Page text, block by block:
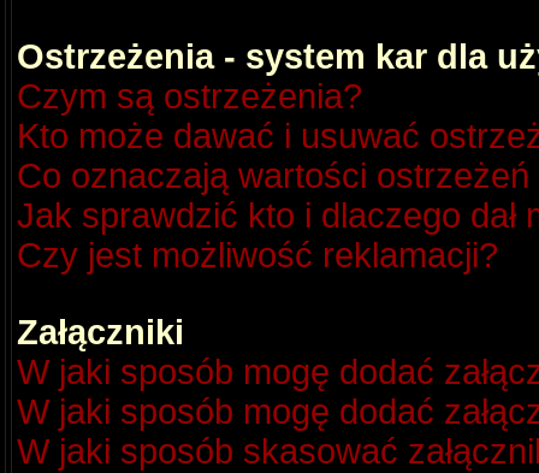
Ostrzeżenia - system kar dla
Czym są ostrzeżenia?
Kto może dawać i usuwać
Co oznaczają wartości
Jak sprawdzić kto i dlaczego dał
Czy jest możliwość reklamacji?
Załączniki
W jaki sposób mogę dodać
W jaki sposób mogę dodać
W jaki sposób skasować